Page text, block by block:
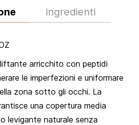
ingredienti
arricchito con peptidi
le imperfezioni e uniformare
zona sotto gli occhi. La
una copertura media
levigante naturale senza